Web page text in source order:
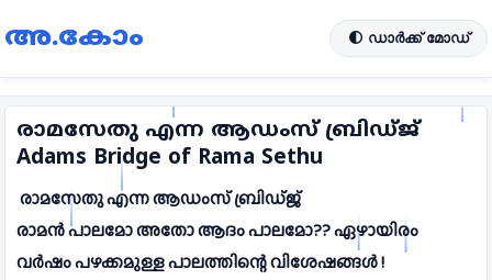
അ.കോം 🌓 ഡാർക്ക് മോഡ്
രാമസേതു എന്ന ആഡംസ് ബ്രിഡ്ജ്
Adams Bridge of Rama Sethu
രാമസേതു എന്ന ആഡംസ് ബ്രിഡ്ജ്
രാമന്‍ പാലമോ അതോ ആദം പാലമോ?? ഏഴായിരം
വര്‍ഷം പഴക്കമുള്ള പാലത്തിന്റെ വിശേഷങ്ങള്‍ !